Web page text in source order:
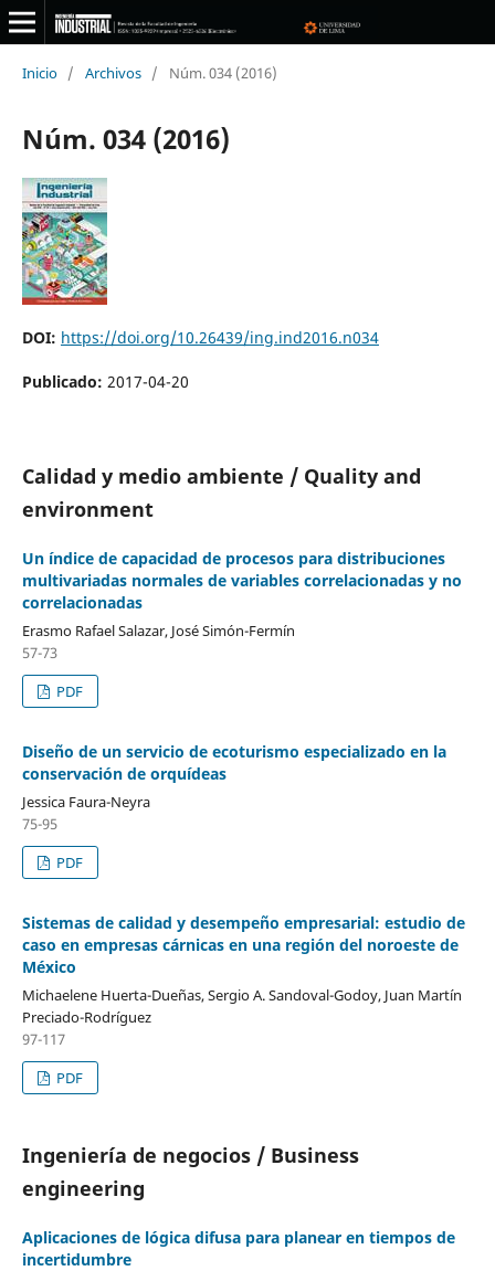
Inicio / Archivos / Núm. 034 (2016)
Núm. 034 (2016)
DOI: https://doi.org/10.26439/ing.ind2016.n034
Publicado: 2017-04-20
Calidad y medio ambiente / Quality and
environment
Un índice de capacidad de procesos para distribuciones
multivariadas normales de variables correlacionadas y no
correlacionadas
Erasmo Rafael Salazar, José Simón-Fermín
57-73
PDF
Diseño de un servicio de ecoturismo especializado en la
conservación de orquídeas
Jessica Faura-Neyra
75-95
PDF
Sistemas de calidad y desempeño empresarial: estudio de
caso en empresas cárnicas en una región del noroeste de
México
Michaelene Huerta-Dueñas, Sergio A. Sandoval-Godoy, Juan Martín
Preciado-Rodríguez
97-117
PDF
Ingeniería de negocios / Business
engineering
Aplicaciones de lógica difusa para planear en tiempos de
incertidumbre